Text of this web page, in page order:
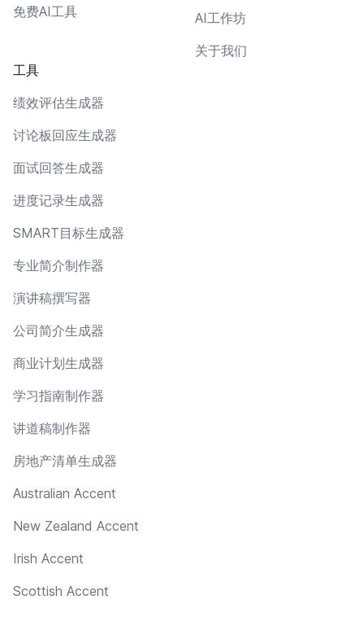
免费AI工具
工具
绩效评估生成器
讨论板回应生成器
面试回答生成器
进度记录生成器
SMART目标生成器
专业简介制作器
演讲稿撰写器
公司简介生成器
商业计划生成器
学习指南制作器
讲道稿制作器
房地产清单生成器
Australian Accent
New Zealand Accent
Irish Accent
Scottish Accent
AI工作坊
关于我们